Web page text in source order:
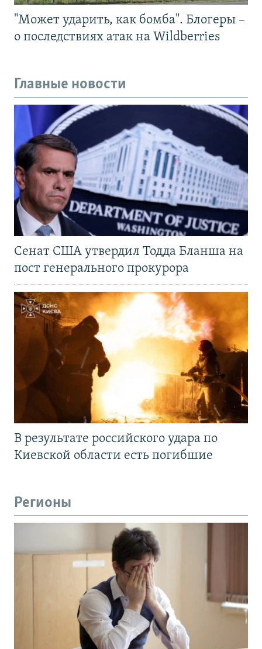
"Может ударить, как бомба". Блогеры –
о последствиях атак на Wildberries
Главные новости
Сенат США утвердил Тодда Бланша на
пост генерального прокурора
В результате российского удара по
Киевской области есть погибшие
Регионы